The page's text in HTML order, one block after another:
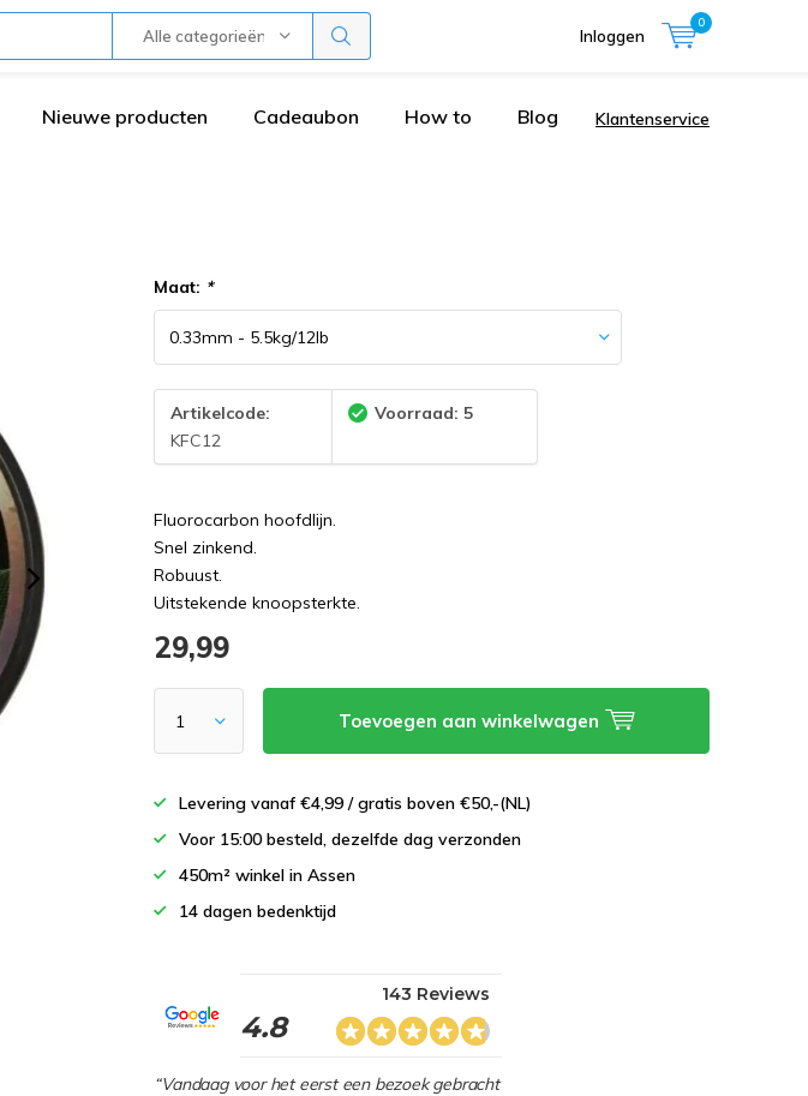
Alle categorieën Inloggen
0
Nieuwe producten Cadeaubon How to Blog Klantenservice
Maat: *
Artikelcode:
KFC12
Voorraad: 5
Fluorocarbon hoofdlijn.
Snel zinkend.
Robuust.
Uitstekende knoopsterkte.
29,99
Toevoegen aan winkelwagen
Levering vanaf €4,99 / gratis boven €50,-(NL)
Voor 15:00 besteld, dezelfde dag verzonden
450m² winkel in Assen
14 dagen bedenktijd
4.8
143 Reviews
“Vandaag voor het eerst een bezoek gebracht